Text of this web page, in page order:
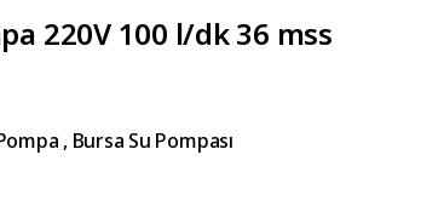
220V 100 l/dk 36 mss
, Bursa Su Pompası